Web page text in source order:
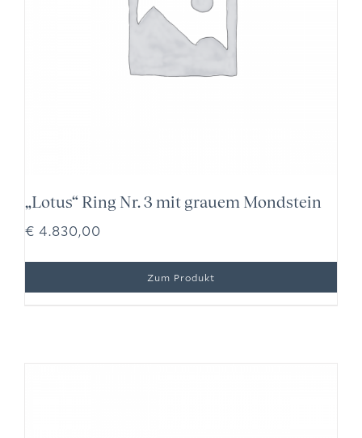
„Lotus“ Ring Nr. 3 mit grauem Mondstein
€ 4.830,00